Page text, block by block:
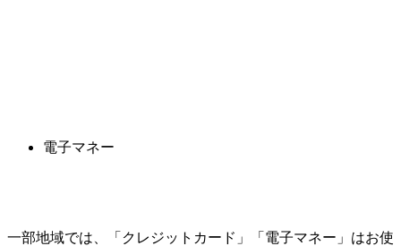
電子マネー
一部地域では、「クレジットカード」「電子マネー」はお使